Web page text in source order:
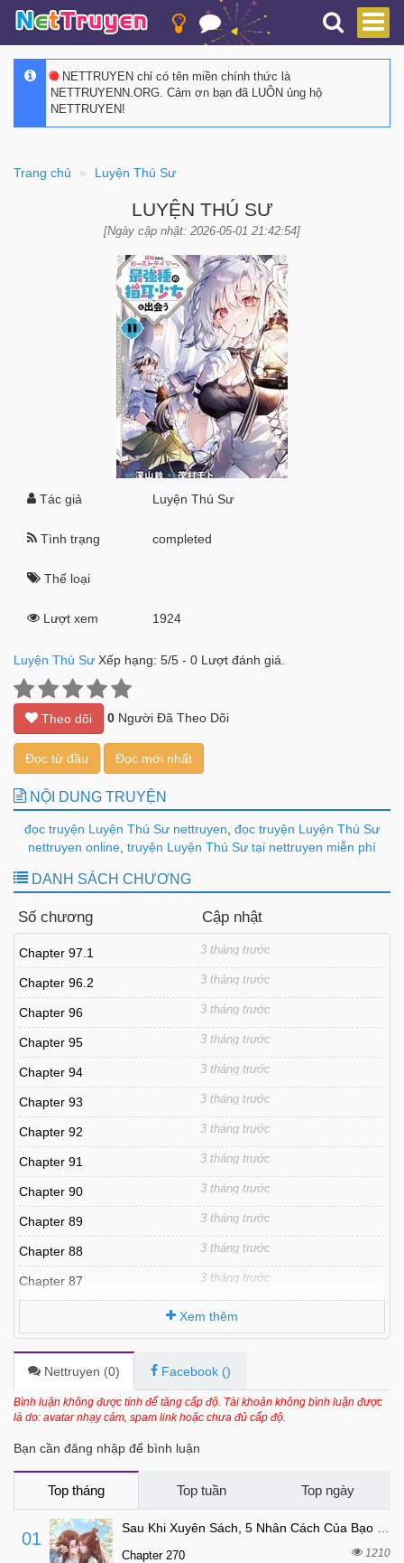
NETTRUYEN chỉ có tên miền chính thức là
NETTRUYENN.ORG. Cảm ơn bạn đã LUÔN ủng hộ
NETTRUYEN!
Trang chủ Luyện Thú Sư
LUYỆN THÚ SƯ
[Ngày cập nhật: 2026-05-01 21:42:54]
Tác giả Luyện Thú Sư
Tình trạng completed
Thể loại
Lượt xem 1924
Luyện Thú Sư Xếp hạng: 5/5 - 0 Lượt đánh giá.
Theo dõi 0 Người Đã Theo Dõi
Đọc từ đầu Đọc mới nhất
NỘI DUNG TRUYỆN
đọc truyện Luyện Thú Sư nettruyen đọc truyện Luyện Thú Sư
nettruyen online truyện Luyện Thú Sư tại nettruyen miễn phí
DANH SÁCH CHƯƠNG
Số chương Cập nhật
Chapter 97.1 3 tháng trước
Chapter 96.2 3 tháng trước
Chapter 96 3 tháng trước
Chapter 95 3 tháng trước
Chapter 94 3 tháng trước
Chapter 93 3 tháng trước
Chapter 92 3 tháng trước
Chapter 91 3 tháng trước
Chapter 90 3 tháng trước
Chapter 89 3 tháng trước
Chapter 88 3 tháng trước
Chapter 87 3 tháng trước
Chapter 85 3 tháng trước
Chapter 84 3 tháng trước
Chapter 83 3 tháng trước
3 tháng trước
Chapter 80 3 tháng trước
Chapter 79
Chapter 78
Xem thêm
Nettruyen (0) Facebook ()
Bình luận không được tính để tăng cấp độ. Tài khoản không bình luận được
là do: avatar nhạy cảm, spam link hoặc chưa đủ cấp độ.
Bạn cần đăng nhập để bình luận
Top tháng Top tuần Top ngày
01
Chapter 270 1210